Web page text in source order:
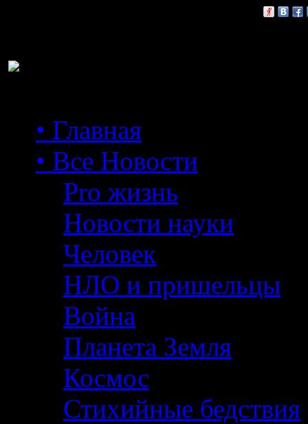
• Главная
• Все Новости
Pro жизнь
Новости науки
Человек
НЛО и пришельцы
Война
Планета Земля
Космос
Стихийные бедствия